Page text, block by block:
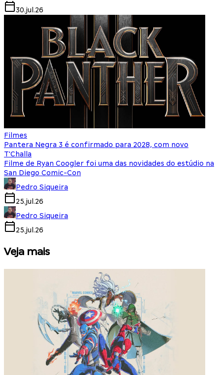
30.jul.26
Filmes
Pantera Negra 3 é confirmado para 2028, com novo
T'Challa
Filme de Ryan Coogler foi uma das novidades do estúdio na
San Diego Comic-Con
Pedro Siqueira
25.jul.26
Pedro Siqueira
25.jul.26
Veja mais